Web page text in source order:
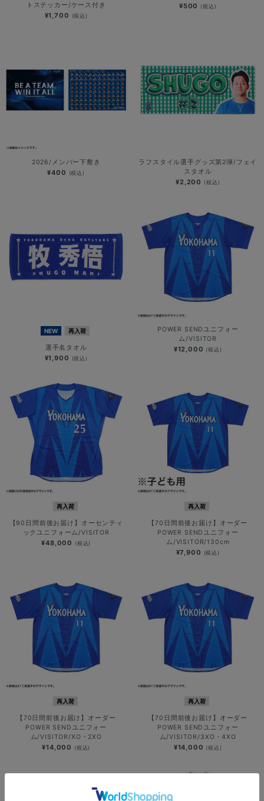
トステッカー/ケース付き
¥1,700 (税込)
¥500 (税込)
2026/メンバー下敷き
¥400 (税込)
ラフスタイル選手グッズ第2弾/フェイ
スタオル
¥2,200 (税込)
NEW 再入荷
選手名タオル
¥1,900 (税込)
POWER SENDユニフォー
ム/VISITOR
¥12,000 (税込)
再入荷
【90日間前後お届け】オーセンティ
ックユニフォーム/VISITOR
¥48,000 (税込)
再入荷
【70日間前後お届け】オーダー
POWER SENDユニフォー
ム/VISITOR/130cm
¥7,900 (税込)
再入荷
【70日間前後お届け】オーダー
POWER SENDユニフォー
ム/VISITOR/XO・2XO
¥14,000 (税込)
再入荷
【70日間前後お届け】オーダー
POWER SENDユニフォー
ム/VISITOR/3XO・4XO
¥14,000 (税込)